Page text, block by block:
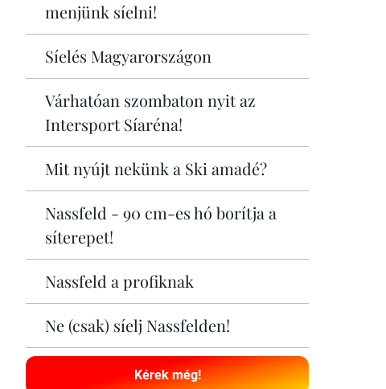
menjünk síelni!
Síelés Magyarországon
Várhatóan szombaton nyit az
Intersport Síaréna!
Mit nyújt nekünk a Ski amadé?
Nassfeld - 90 cm-es hó borítja a
síterepet!
Nassfeld a profiknak
Ne (csak) síelj Nassfelden!
Kérek még!